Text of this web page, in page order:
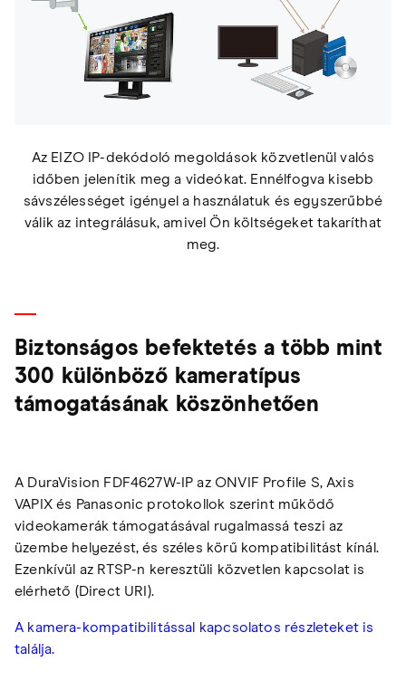
Az EIZO IP-dekódoló megoldások közvetlenül valós
időben jelenítik meg a videókat. Ennélfogva kisebb
sávszélességet igényel a használatuk és egyszerűbbé
válik az integrálásuk, amivel Ön költségeket takaríthat
meg.
Biztonságos befektetés a több mint
300 különböző kameratípus
támogatásának köszönhetően
A DuraVision FDF4627W-IP az ONVIF Profile S, Axis
VAPIX és Panasonic protokollok szerint működő
videokamerák támogatásával rugalmassá teszi az
üzembe helyezést, és széles körű kompatibilitást kínál.
Ezenkívül az RTSP-n keresztüli közvetlen kapcsolat is
elérhető (Direct URI).
A kamera-kompatibilitással kapcsolatos részleteket is
találja.